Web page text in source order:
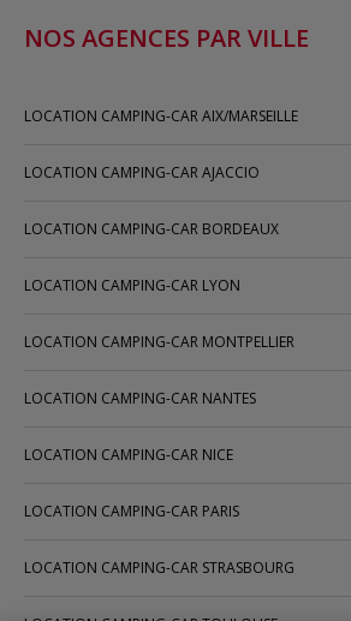
NOS AGENCES PAR VILLE
LOCATION CAMPING-CAR AIX/MARSEILLE
LOCATION CAMPING-CAR AJACCIO
LOCATION CAMPING-CAR BORDEAUX
LOCATION CAMPING-CAR LYON
LOCATION CAMPING-CAR MONTPELLIER
LOCATION CAMPING-CAR NANTES
LOCATION CAMPING-CAR NICE
LOCATION CAMPING-CAR PARIS
LOCATION CAMPING-CAR STRASBOURG